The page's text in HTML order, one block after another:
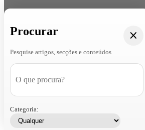
Procurar
Pesquise artigos, secções e conteúdos
Categoria: